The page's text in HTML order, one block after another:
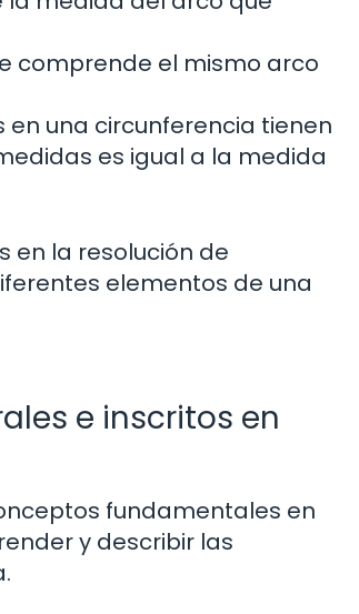
comprende el mismo arco
en una circunferencia tienen
es igual a la medida
en la resolución de
elementos de una
e inscritos en
fundamentales en
y describir las